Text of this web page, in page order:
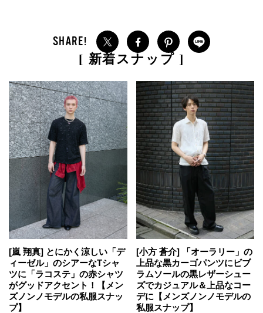
[ 新着スナップ ]
[嵐 翔真] とにかく涼しい「デ
ィーゼル」のシアーなTシャ
ツに「ラコステ」の赤シャツ
がグッドアクセント！【メン
ズノンノモデルの私服スナッ
プ】
[小方 蒼介] 「オーラリー」の
上品な黒カーゴパンツにビブ
ラムソールの黒レザーシュー
ズでカジュアル＆上品なコー
デに【メンズノンノモデルの
私服スナップ】